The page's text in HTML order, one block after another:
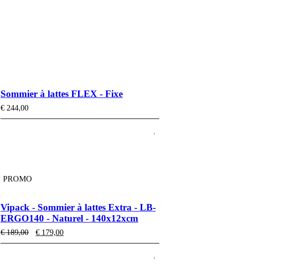
Sommier à lattes FLEX - Fixe
€ 244,00
PROMO
Vipack - Sommier à lattes Extra - LB-
ERGO140 - Naturel - 140x12xcm
€189,00
Le
€ 179,00